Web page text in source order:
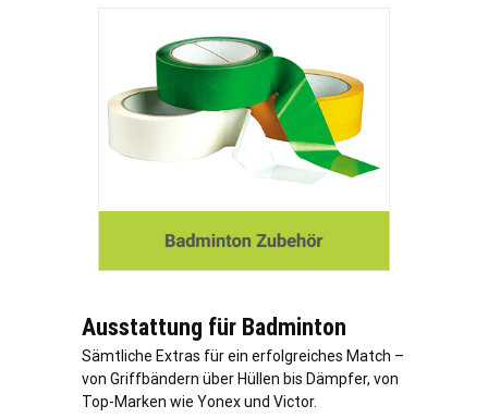
Ausstattung für Badminton
Sämtliche Extras für ein erfolgreiches Match –
von Griffbändern über Hüllen bis Dämpfer, von
Top-Marken wie Yonex und Victor.